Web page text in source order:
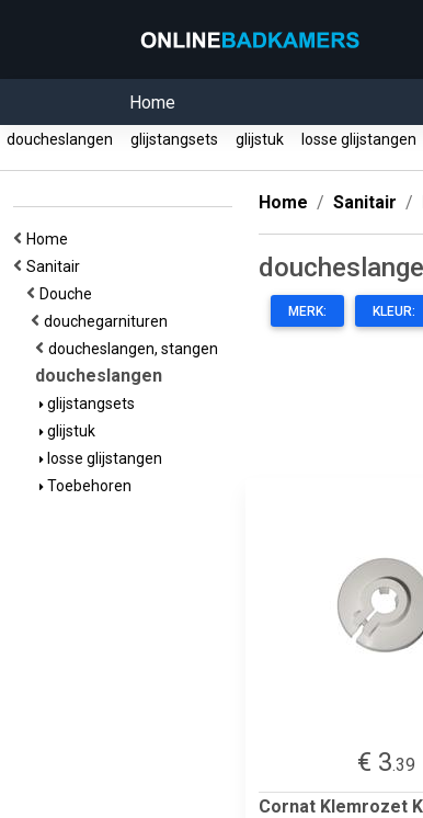
Home
doucheslangen glijstangsets glijstuk losse glijstangen
Home
Sanitair
Douche
douchegarnituren
doucheslangen, stangen
doucheslangen
glijstangsets
glijstuk
losse glijstangen
Toebehoren
Home Sanitair
MERK: KLEUR:
€ 3.39
Cornat Klemrozet